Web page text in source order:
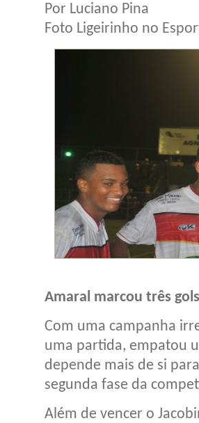
Por Luciano Pina
Foto Ligeirinho no
Amaral marcou três
Com uma campanha
uma partida, empatou
depende mais de si
segunda fase da
Além de vencer o